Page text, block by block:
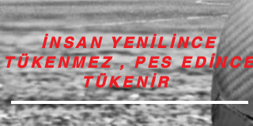
İNSAN YENİLİNCE
TÜKENMEZ , PES EDİNCE
TÜKENİR